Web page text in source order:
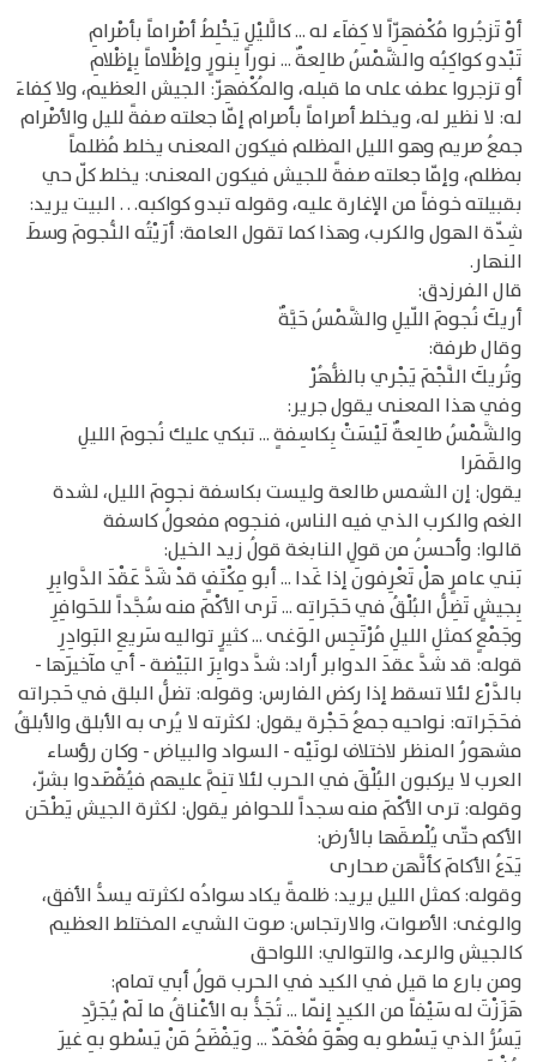
أوْ تَزجُروا مُكْفهِرّاً لا كِفاَء له ... كالَّليْلِ يَخْلِطُ أصْراماً بأصْرامِ
تَبْدو كواكِبُه والشَّمْسُ طالِعةٌ ... نوراً بِنورٍ وإظْلاماً بِإظْلامِ
أو تزجروا عطف على ما قبله، والمُكْفهِرّ: الجيش العظيم، ولا كِفاءَ
له: لا نظير له، ويخلط أصراماً بأصرام إمّا جعلته صفةً لليل والأصْرام
جمعُ صريم وهو الليل المظلم فيكون المعنى يخلط مُظلماً
بمظلم، وإمّا جعلته صفةً للجيش فيكون المعنى: يخلط كلّ حي
بقبيلته خوفاً من الإغارة عليه، وقوله تبدو كواكبه. . . البيت يريد:
شِدّة الهول والكرب، وهذا كما تقول العامة: أرَيْتُه النُّجومَ وسطَ
النهار.
قال الفرزدق:
أريكَ نُجومَ اللّيلِ والشَّمْسُ حَيَّةٌ
وقال طرفة:
وتُريكَ النَّجْمَ يَجْري بالظُّهُرْ
وفي هذا المعنى يقول جرير:
والشَّمْسُ طالِعةٌ لَيْسَتْ بِكاسِفةٍ ... تبكي عليك نُجومَ الليلِ
والقَمَرا
يقول: إن الشمس طالعة وليست بكاسفة نجومَ الليل، لشدة
الغم والكرب الذي فيه الناس، فنجوم مفعولُ كاسفة
قالوا: وأحسنُ من قولِ النابغة قولُ زيد الخيل:
بَني عامرٍ هلْ تَعْرِفونَ إذا غَدا ... أبو مِكْنَفٍ قدْ شَدَّ عَقْدَ الدَّوابِرِ
بِجيشٍ تَضِلُّ البُلْقُ في حَجَراتِه ... تَرى الأكْمَ منه سُجَّداً للحَوافِرِ
وجَمْعٍ كمثلِ الليلِ مُرْتَجِس الوَغى ... كثيرٍ تواليه سَريعِ البَوادِرِ
قوله: قد شدَّ عقدَ الدوابر أراد: شدَّ دوابِرَ البَيْضة - أي مآخيرَها -
بالدَّرْع لئلا تسقط إذا ركض الفارس: وقوله: تضلُّ البلق في حَجراته
فحَجَراته: نواحيه جمعُ حَجْرة يقول: لكثرته لا يُرى به الأبلق والأبلقُ
مشهورُ المنظر لاختلاف لونَيْه - السواد والبياض - وكان رؤساء
العرب لا يركبون البُلْقَ في الحرب لئلا تنِمَّ عليهم فيُقْصَدوا بشرّ،
وقوله: ترى الأكْمَ منه سجداً للحوافر يقول: لكثرة الجيش يَطْحَن
الأكم حتّى يُلْصقَها بالأرض:
يَدَعُ الأكامَ كأنَّهن صحارى
وقوله: كمثل الليل يريد: ظلمةً يكاد سوادُه لكثرته يسدُّ الأفق،
والوغى: الأصوات، والارتجاس: صوت الشيء المختلط العظيم
كالجيش والرعد، والتوالي: اللواحق
ومن بارع ما قيل في الكيد في الحرب قولُ أبي تمام:
هَزَزْتَ له سَيْفاً من الكيدِ إنّما ... تُجَذُّ به الأعْناقُ ما لَمْ يُجَرَّدِ
يَسُرُّ الذي يَسْطو به وهْوَ مُغْمَدٌ ... ويَفْضَحُ مَنْ يَسْطو بهِ غيرَ